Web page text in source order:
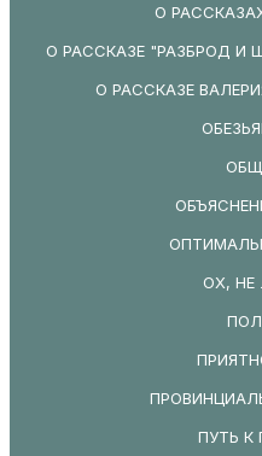
О
О РАССКАЗЕ "РАЗБРОД И
О РАССКАЗЕ
ОХ, НЕ
ПУТЬ К